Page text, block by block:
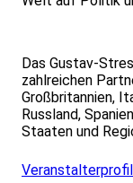
Das Gustav-
zahlreichen
Großbritannien,
Russland,
Staaten und